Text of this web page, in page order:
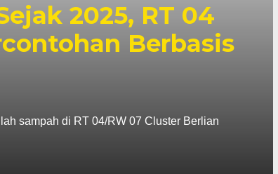
2025, RT 04
Berbasis
sampah di RT 04/RW 07 Cluster Berlian